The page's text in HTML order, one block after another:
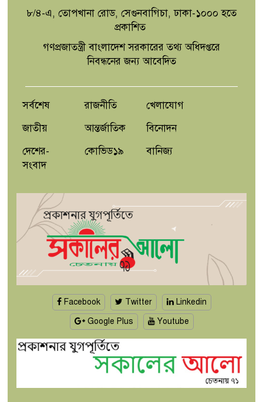
ইউএনওদের মানবিক প্রশাসনের আহ্বান
প্রধানমন্ত্রীর
কারখানার সন্ধ্যান,বিপুল পরিমান মুদ্রা ও
সরঞ্জামসহ আটক ২
৮/৪-এ, তোপখানা রোড, সেগুনবাগিচা, ঢাকা-১০০০ হতে
প্রকাশিত
গণপ্রজাতন্ত্রী বাংলাদেশ সরকারের তথ্য অধিদপ্তরে
নিবন্ধনের জন্য আবেদিত
সর্বশেষ
জাতীয়
দেশের-
সংবাদ
রাজনীতি
আন্তর্জাতিক
কোভিড১৯
খেলাযোগ
বিনোদন
বানিজ্য
Facebook Twitter
Linkedin
Google Plus
Youtube